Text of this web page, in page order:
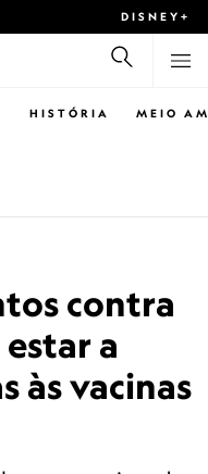
DISNEY+
HISTÓRIA MEIO
contra
a
às vacinas